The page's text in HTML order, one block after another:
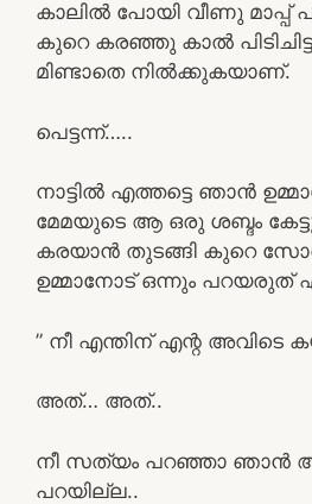
കാലിൽ പോയി വീണു
കുറെ കരഞ്ഞു കാൽ
മിണ്ടാതെ നിൽക്കുകയാണ്.
പെട്ടന്ന്…..
നാട്ടിൽ എത്തട്ടെ ഞാൻ
മേമയുടെ ആ ഒരു ശബ്ദം
കരയാൻ തുടങ്ങി കുറെ
ഉമ്മാനോട് ഒന്നും പറയരുത്
” നീ എന്തിന് എന്റ അവിടെ
അത്… അത്..
നീ സത്യം പറഞ്ഞാ ഞാൻ
പറയില്ല..